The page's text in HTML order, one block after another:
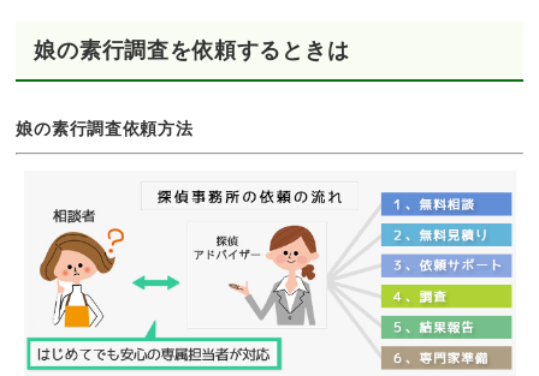
娘の素行調査を依頼するときは
娘の素行調査依頼方法